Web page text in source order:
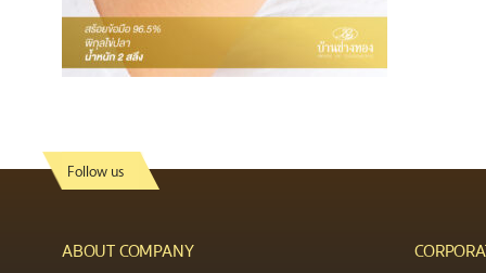
Follow us
ABOUT COMPANY